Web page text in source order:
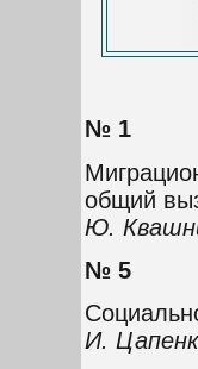
№ 1
общий
Ю.
№ 5
И.